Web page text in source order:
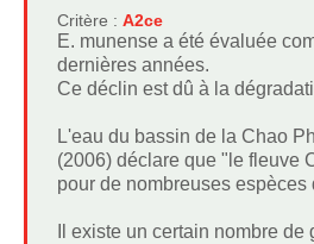
Critère : A2ce
E. munense a été évaluée
dernières années.
Ce déclin est dû à la
L'eau du bassin de la Chao
(2006) déclare que "le fleuve
pour de nombreuses
Il existe un certain nombre